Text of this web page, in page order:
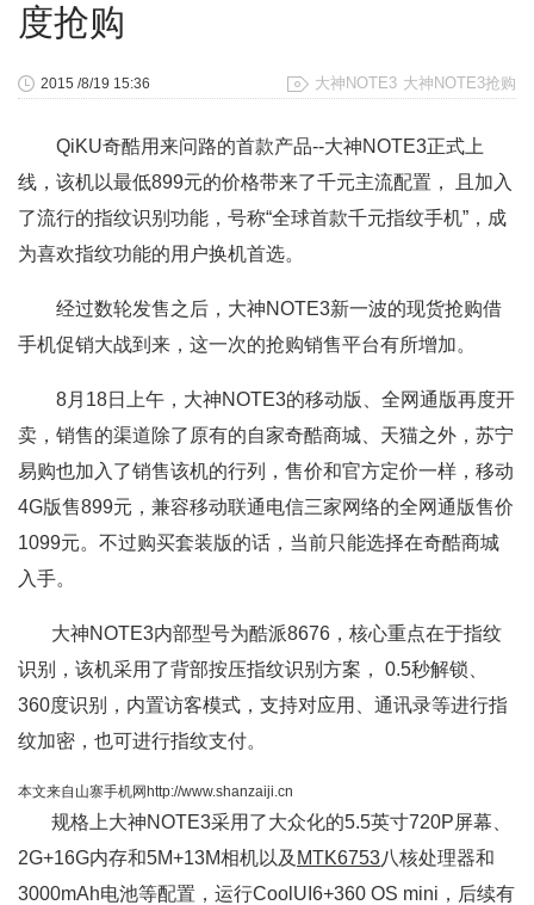
度抢购
大神NOTE3 大神NOTE3抢购
2015 /8/19 15:36
QiKU奇酷用来问路的首款产品--大神NOTE3正式上
线，该机以最低899元的价格带来了千元主流配置， 且加入
了流行的指纹识别功能，号称“全球首款千元指纹手机”，成
为喜欢指纹功能的用户换机首选。
经过数轮发售之后，大神NOTE3新一波的现货抢购借
手机促销大战到来，这一次的抢购销售平台有所增加。
8月18日上午，大神NOTE3的移动版、全网通版再度开
卖，销售的渠道除了原有的自家奇酷商城、天猫之外，苏宁
易购也加入了销售该机的行列，售价和官方定价一样，移动
4G版售899元，兼容移动联通电信三家网络的全网通版售价
1099元。不过购买套装版的话，当前只能选择在奇酷商城
入手。
大神NOTE3内部型号为酷派8676，核心重点在于指纹
识别，该机采用了背部按压指纹识别方案， 0.5秒解锁、
360度识别，内置访客模式，支持对应用、通讯录等进行指
纹加密，也可进行指纹支付。
本文来自山寨手机网http://www.shanzaiji.cn
规格上大神NOTE3采用了大众化的5.5英寸720P屏幕、
2G+16G内存和5M+13M相机以及 MTK6753八核处理器和
3000mAh电池等配置，运行CoolUI6+360 OS mini，后续有